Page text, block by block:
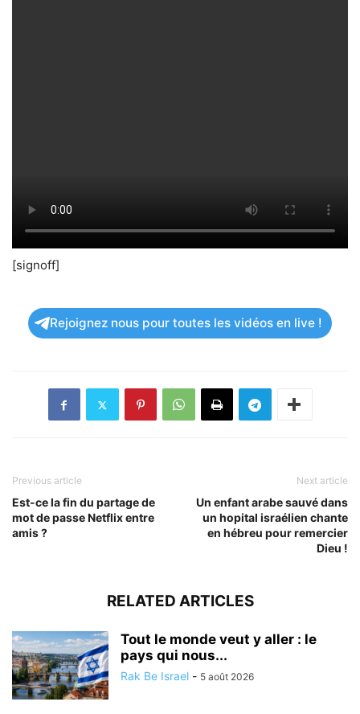
[signoff]
Rejoignez nous pour toutes les vidéos en live !
Previous article
Est-ce la fin du partage de
mot de passe Netflix entre
amis ?
Next article
Un enfant arabe sauvé dans
un hopital israélien chante
en hébreu pour remercier
Dieu !
RELATED ARTICLES
Tout le monde veut y aller : le
pays qui nous...
Rak Be Israel - 5 août 2026